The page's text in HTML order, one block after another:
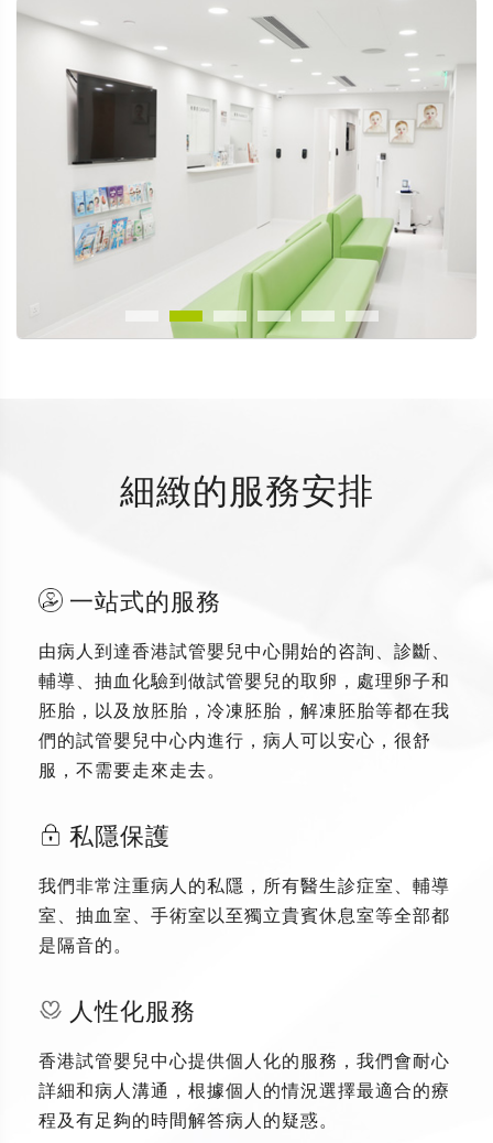
細緻的服務安排
一站式的服務
由病人到達香港試管嬰兒中心開始的咨詢、診斷、
輔導、抽血化驗到做試管嬰兒的取卵，處理卵子和
胚胎，以及放胚胎，冷凍胚胎，解凍胚胎等都在我
們的試管嬰兒中心内進行，病人可以安心，很舒
服，不需要走來走去。
私隱保護
我們非常注重病人的私隱，所有醫生診症室、輔導
室、抽血室、手術室以至獨立貴賓休息室等全部都
是隔音的。
人性化服務
香港試管嬰兒中心提供個人化的服務，我們會耐心
詳細和病人溝通，根據個人的情況選擇最適合的療
程及有足夠的時間解答病人的疑惑。